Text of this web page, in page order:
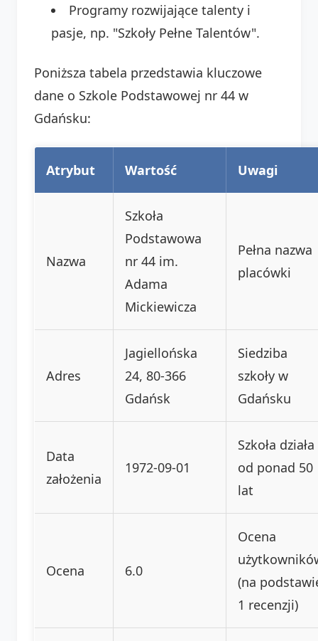
Programy rozwijające talenty i
pasje, np. "Szkoły Pełne Talentów".
Poniższa tabela przedstawia kluczowe
dane o Szkole Podstawowej nr 44 w
Gdańsku:
Atrybut Wartość Uwagi
Nazwa
Szkoła
Podstawowa
nr 44 im.
Adama
Mickiewicza
Pełna nazwa
placówki
Adres
Jagiellońska
24, 80-366
Gdańsk
Siedziba
szkoły w
Gdańsku
Data
założenia
1972-09-01
Szkoła działa
od ponad 50
lat
Ocena 6.0
Ocena
(na
1 recenzji)